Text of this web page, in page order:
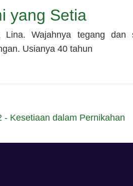
yang Setia
Wajahnya tegang dan
Usianya 40 tahun
- Kesetiaan dalam Pernikahan